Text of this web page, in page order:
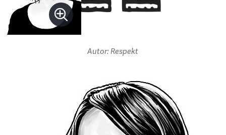
Autor: Respekt